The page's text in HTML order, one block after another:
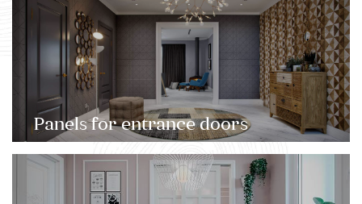
Panels for entrance doors